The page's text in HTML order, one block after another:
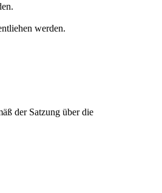
werden.
der Satzung über die